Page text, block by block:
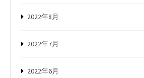
2022年8月
2022年7月
2022年6月